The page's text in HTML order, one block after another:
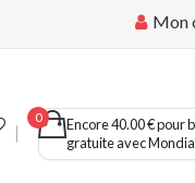
Mon
0
Encore 40.00 € pour
gratuite avec